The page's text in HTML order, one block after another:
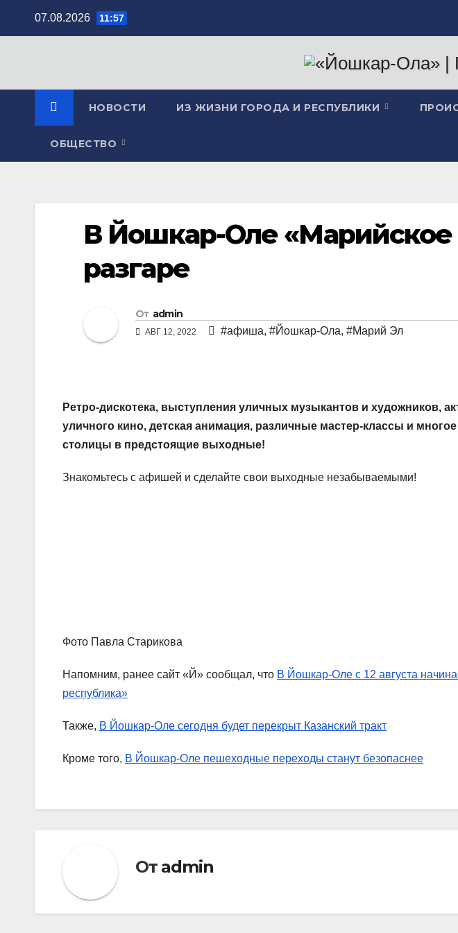
07.08.2026 11:57
НОВОСТИ ИЗ ЖИЗНИ ГОРОДА И РЕСПУБЛИКИ
ОБЩЕСТВО
В Йошкар-Оле «Марийское
разгаре
От admin
АВГ 12, 2022 #афиша, #Йошкар-Ола, #Марий Эл
Ретро-дискотека, выступления уличных музыкантов и художников,
уличного кино, детская анимация, различные мастер-классы и
столицы в предстоящие выходные!
Знакомьтесь с афишей и сделайте свои выходные незабываемыми!
Фото Павла Старикова
Напомним, ранее сайт «Й» сообщал, что В Йошкар-Оле с 12 августа
республика»
Также, В Йошкар-Оле сегодня будет перекрыт Казанский тракт
Кроме того, В Йошкар-Оле пешеходные переходы станут безопаснее
От admin